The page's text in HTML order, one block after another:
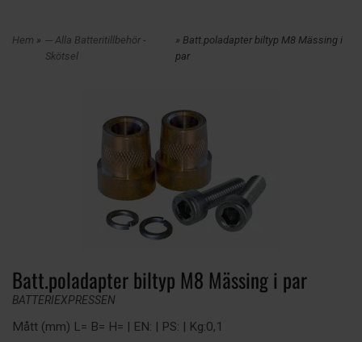
Hem » --- Alla Batteritillbehör -
Skötsel
» Batt.poladapter biltyp M8 Mässing i
par
Batt.poladapter biltyp M8 Mässing i par
BATTERIEXPRESSEN
Mått (mm) L= B= H= | EN: | PS: | Kg:0,1